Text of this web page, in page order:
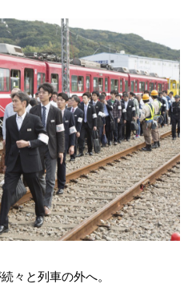
々と列車の外へ。